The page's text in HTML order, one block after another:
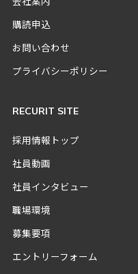
購読申込
お問い合わせ
プライバシーポリシー
RECURIT SITE
採用情報トップ
社員動画
社員インタビュー
職場環境
募集要項
エントリーフォーム